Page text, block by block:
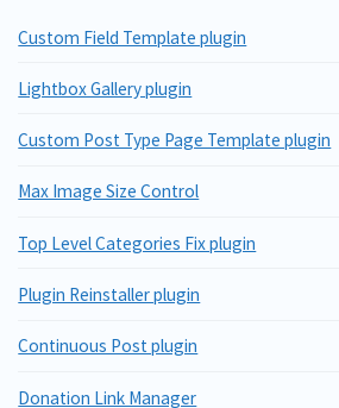
Custom Field Template plugin
Lightbox Gallery plugin
Custom Post Type Page Template plugin
Max Image Size Control
Top Level Categories Fix plugin
Plugin Reinstaller plugin
Continuous Post plugin
Donation Link Manager